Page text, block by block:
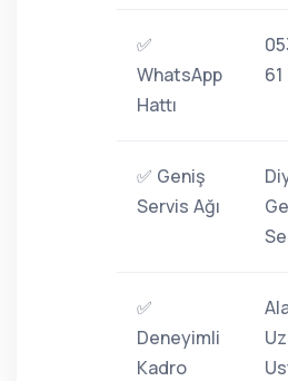
✅
WhatsApp
Hattı
61
✅ Geniş
Servis Ağı
✅
Deneyimli
Kadro